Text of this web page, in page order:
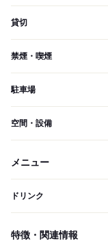
貸切
禁煙・喫煙
駐車場
空間・設備
メニュー
ドリンク
特徴・関連情報